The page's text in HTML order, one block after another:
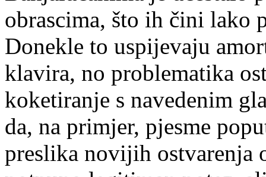
obrascima, što ih čini
Donekle to uspijevaju
klavira, no problematika
koketiranje s navedenim
da, na primjer, pjesme
preslika novijih ostvarenja